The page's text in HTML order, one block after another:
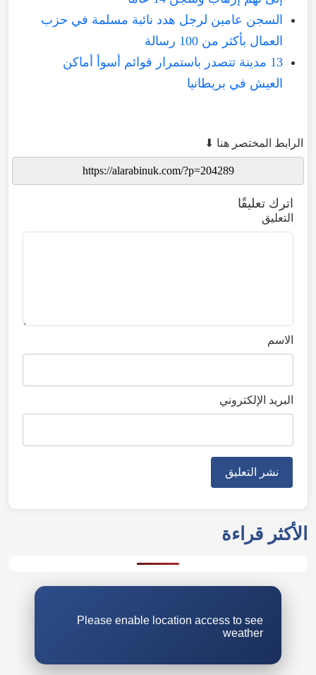
السجن عامين لرجل هدد نائبة مسلمة في حزب
العمال بأكثر من 100 رسالة
13 مدينة تتصدر باستمرار قوائم أسوأ أماكن
العيش في بريطانيا
الرابط المختصر هنا ⬇
اترك تعليقًا
التعليق
الاسم
البريد الإلكتروني
الأكثر قراءة
Please enable location access to see
weather